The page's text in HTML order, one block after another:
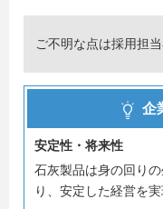
ご不明な点は採用担
企
安定性・将来性
石灰製品は身の回り
り、安定した経営を